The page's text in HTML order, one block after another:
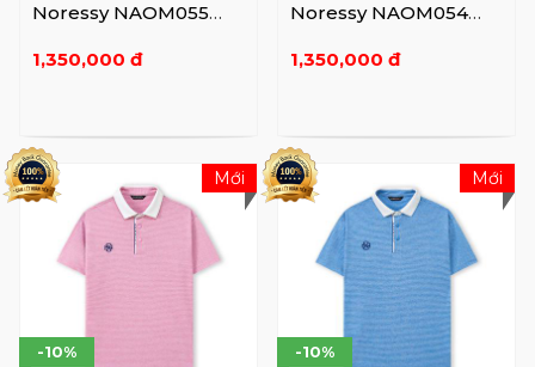
Noressy NAOM055
1,350,000 đ
Noressy NAOM054
1,350,000 đ
-10%
Mới
-10%
Mới